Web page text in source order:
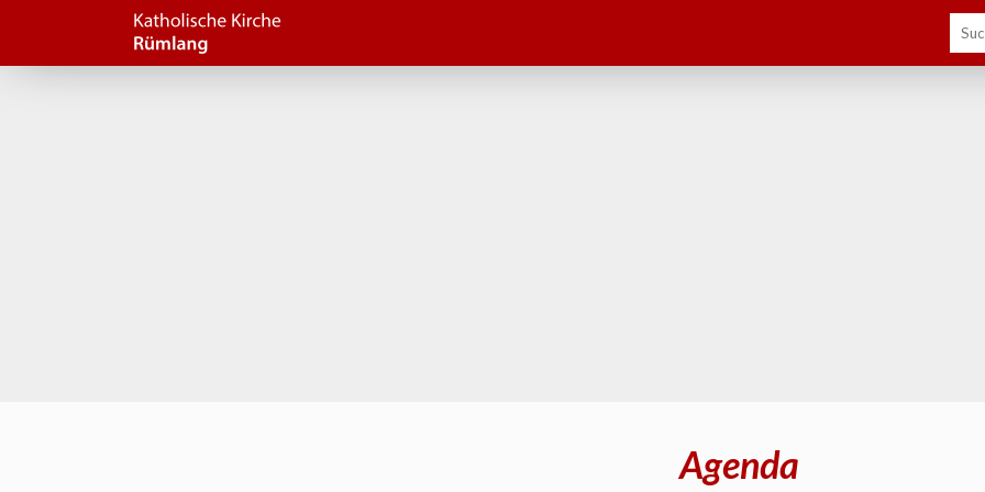
Agenda